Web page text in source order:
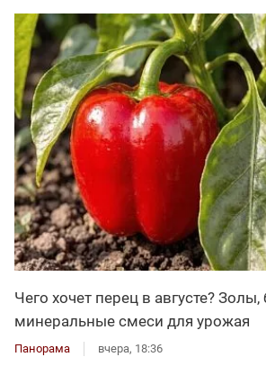
Чего хочет перец в августе? Золы,
минеральные смеси для урожая
Панорама вчера, 18:36